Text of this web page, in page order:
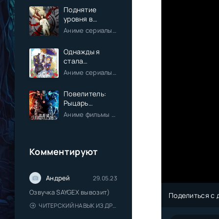
Поднятие
уровня в
одиночку
Аниме сериалы / Экшен / Приключения / Фэнтези / Анонсы
Однажды я
стала
принцессой
Аниме сериалы / Комедия / Романтика / Фэнтези / Анонсы
Повелитель:
Рыцарь
Святого
королевства
Аниме фильмы / Приключения / Фэнтези / Анонсы
Комментируют
Андрей 29.05.23
Озвучка SAYGEX вывозит)
ЧИТЕРСКИЙ НАВЫК ИЗ ДРУГОГО МИРА СДЕЛАЛ МЕНЯ НЕПОБЕДИМЫМ В МОЁМ
Поделиться с